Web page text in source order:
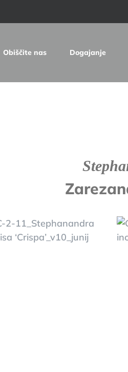
Obiščite nas Dogajanje